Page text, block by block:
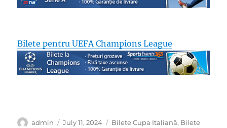
Bilete pentru UEFA Champions League
Author
admin
Posted
July 11, 2024 Categories
Bilete Cupa Italiană, Bilete